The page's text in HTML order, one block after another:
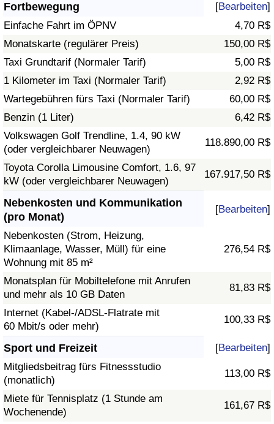
Fortbewegung [Bearbeiten]
Einfache Fahrt im ÖPNV
4,70 R$
Monatskarte (regulärer Preis)
150,00 R$
Taxi Grundtarif (Normaler Tarif)
5,00 R$
1 Kilometer im Taxi (Normaler Tarif)
2,92 R$
Wartegebühren fürs Taxi (Normaler Tarif)
60,00 R$
Benzin (1 Liter)
6,42 R$
Volkswagen Golf Trendline, 1.4, 90 kW
(oder vergleichbarer Neuwagen)
118.890,00 R$
Toyota Corolla Limousine Comfort, 1.6, 97
kW (oder vergleichbarer Neuwagen)
167.917,50 R$
Nebenkosten und Kommunikation
(pro Monat)
[Bearbeiten]
Nebenkosten (Strom, Heizung,
Klimaanlage, Wasser, Müll) für eine
Wohnung mit 85 m²
276,54 R$
Monatsplan für Mobiltelefone mit Anrufen
und mehr als 10 GB Daten
81,83 R$
Internet (Kabel-/ADSL-Flatrate mit
60 Mbit/s oder mehr)
100,33 R$
Sport und Freizeit [Bearbeiten]
Mitgliedsbeitrag fürs Fitnessstudio
(monatlich)
113,00 R$
Miete für Tennisplatz (1 Stunde am
Wochenende)
161,67 R$